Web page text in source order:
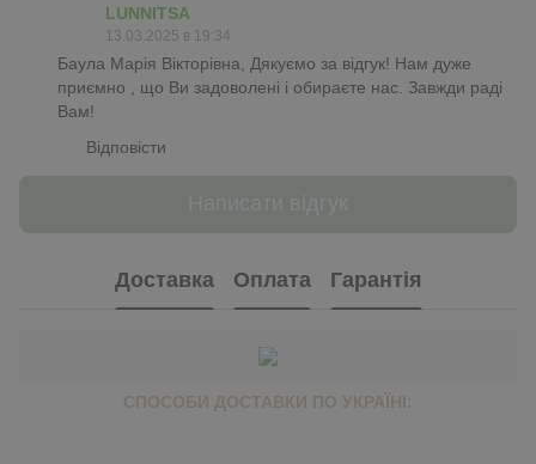
LUNNITSA
13.03.2025 в 19:34
Баула Марія Вікторівна, Дякуємо за відгук! Нам дуже
приємно , що Ви задоволені і обираєте нас. Завжди раді
Вам!
Відповісти
Доставка Оплата Гарантія
СПОСОБИ ДОСТАВКИ ПО УКРАЇНІ: